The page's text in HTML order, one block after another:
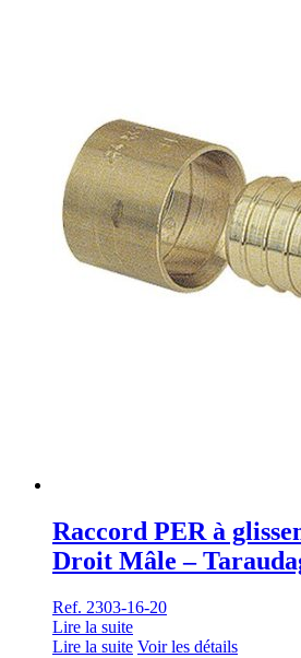
Raccord PER à
Droit Mâle –
Ref. 2303-16-20
Lire la suite
Lire la suite Voir les détails